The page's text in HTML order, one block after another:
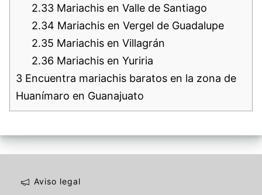
2.33 Mariachis en Valle de Santiago
2.34 Mariachis en Vergel de Guadalupe
2.35 Mariachis en Villagrán
2.36 Mariachis en Yuriria
3 Encuentra mariachis baratos en la zona de
Huanímaro en Guanajuato
Aviso legal